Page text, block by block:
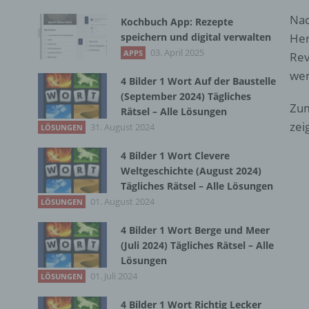
Kochbuch App: Rezepte
speichern und digital verwalten
APPS 03. April 2025
4 Bilder 1 Wort Auf der Baustelle
(September 2024) Tägliches
Rätsel – Alle Lösungen
LÖSUNGEN 31. August 2024
4 Bilder 1 Wort Clevere
Weltgeschichte (August 2024)
Tägliches Rätsel – Alle Lösungen
LÖSUNGEN 01. August 2024
4 Bilder 1 Wort Berge und Meer
(Juli 2024) Tägliches Rätsel – Alle
Lösungen
LÖSUNGEN 01. Juli 2024
4 Bilder 1 Wort Richtig Lecker